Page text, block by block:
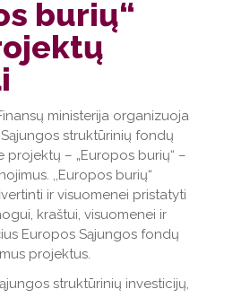
burių“
ministerija organizuoja
struktūrinių fondų
projektų – „Europos burių“ –
,,Europos burių“
ir visuomenei pristatyti
kraštui, visuomenei ir
Europos Sąjungos fondų
projektus.
struktūrinių investicijų,